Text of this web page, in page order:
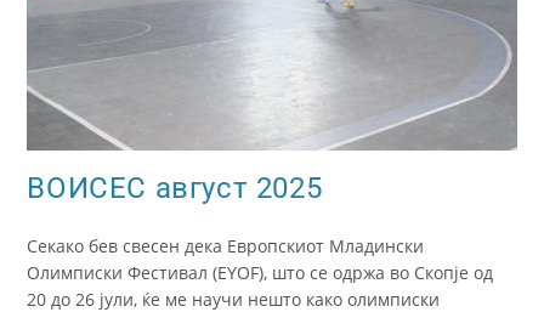
ВОИСЕС август 2025
Секако бев свесен дека Европскиот Младински
Олимписки Фестивал (EYOF), што се одржа во Скопјe од
20 до 26 јули, ќе ме научи нешто како олимписки